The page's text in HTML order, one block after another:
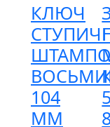
КЛЮЧ
104
ММ